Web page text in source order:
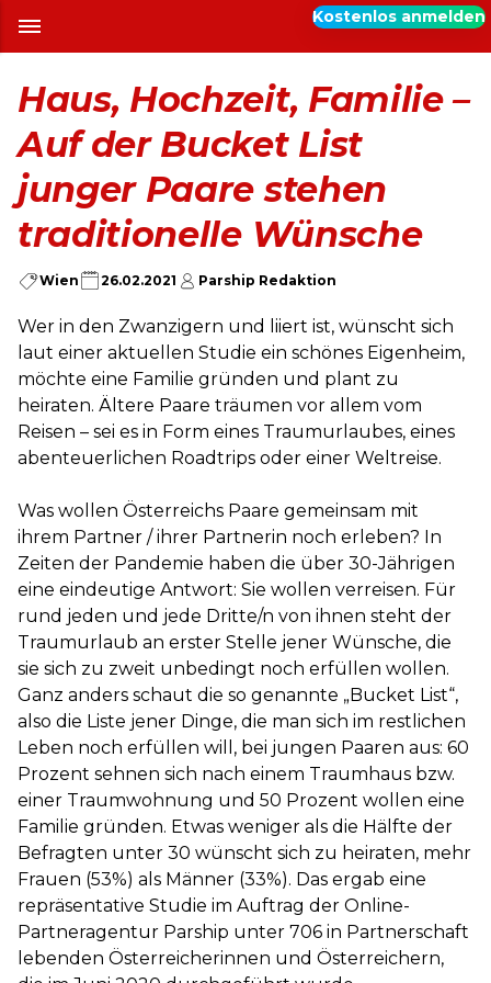
Kostenlos anmelden
Haus, Hochzeit, Familie –
Auf der Bucket List
junger Paare stehen
traditionelle Wünsche
Wien 26.02.2021 Parship Redaktion
Wer in den Zwanzigern und liiert ist, wünscht sich
laut einer aktuellen Studie ein schönes Eigenheim,
möchte eine Familie gründen und plant zu
heiraten. Ältere Paare träumen vor allem vom
Reisen – sei es in Form eines Traumurlaubes, eines
abenteuerlichen Roadtrips oder einer Weltreise.
Was wollen Österreichs Paare gemeinsam mit
ihrem Partner / ihrer Partnerin noch erleben? In
Zeiten der Pandemie haben die über 30-Jährigen
eine eindeutige Antwort: Sie wollen verreisen. Für
rund jeden und jede Dritte/n von ihnen steht der
Traumurlaub an erster Stelle jener Wünsche, die
sie sich zu zweit unbedingt noch erfüllen wollen.
Ganz anders schaut die so genannte „Bucket List“,
also die Liste jener Dinge, die man sich im restlichen
Leben noch erfüllen will, bei jungen Paaren aus: 60
Prozent sehnen sich nach einem Traumhaus bzw.
einer Traumwohnung und 50 Prozent wollen eine
Familie gründen. Etwas weniger als die Hälfte der
Befragten unter 30 wünscht sich zu heiraten, mehr
Frauen (53%) als Männer (33%). Das ergab eine
repräsentative Studie im Auftrag der Online-
Partneragentur Parship unter 706 in Partnerschaft
lebenden Österreicherinnen und Österreichern,